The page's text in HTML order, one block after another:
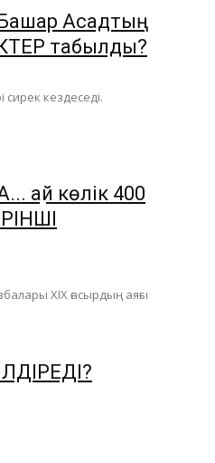
Асадтың
табылды?
сирек кездеседі.
көлік 400
XIX ғасырдың аяғы